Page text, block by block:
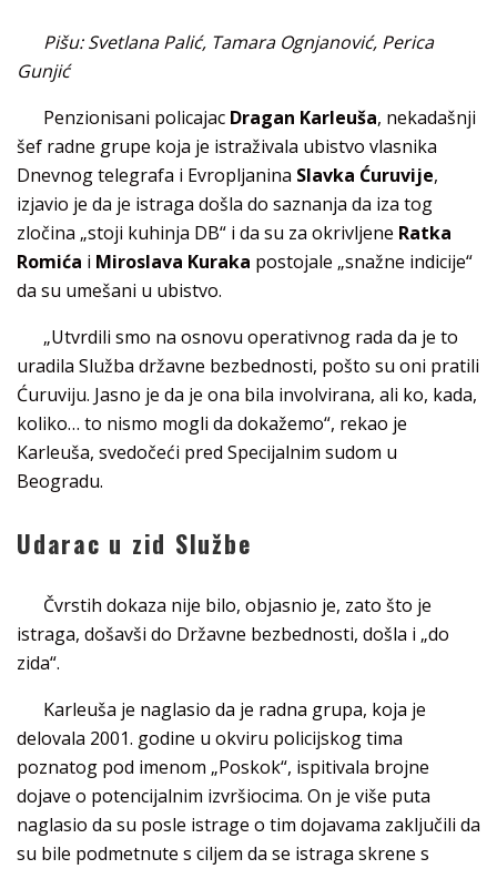
Pišu: Svetlana Palić, Tamara Ognjanović, Perica
Gunjić
Penzionisani policajac Dragan Karleuša, nekadašnji
šef radne grupe koja je istraživala ubistvo vlasnika
Dnevnog telegrafa i Evropljanina Slavka Ćuruvije,
izjavio je da je istraga došla do saznanja da iza tog
zločina „stoji kuhinja DB“ i da su za okrivljene Ratka
Romića i Miroslava Kuraka postojale „snažne indicije“
da su umešani u ubistvo.
„Utvrdili smo na osnovu operativnog rada da je to
uradila Služba državne bezbednosti, pošto su oni pratili
Ćuruviju. Jasno je da je ona bila involvirana, ali ko, kada,
koliko… to nismo mogli da dokažemo“, rekao je
Karleuša, svedočeći pred Specijalnim sudom u
Beogradu.
Udarac u zid Službe
Čvrstih dokaza nije bilo, objasnio je, zato što je
istraga, došavši do Državne bezbednosti, došla i „do
zida“.
Karleuša je naglasio da je radna grupa, koja je
delovala 2001. godine u okviru policijskog tima
poznatog pod imenom „Poskok“, ispitivala brojne
dojave o potencijalnim izvršiocima. On je više puta
naglasio da su posle istrage o tim dojavama zaključili da
su bile podmetnute s ciljem da se istraga skrene s